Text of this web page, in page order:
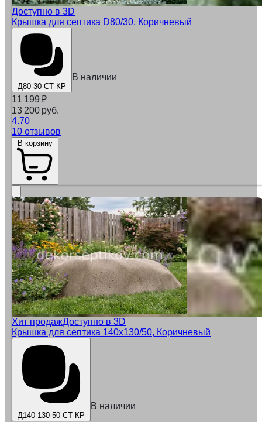
Доступно в 3D
Крышка для септика D80/30, Коричневый
Д80-30-СТ-КР
В наличии
11 199 ₽
13 200 руб.
4.70
10 отзывов
Хит продажДоступно в 3D
Крышка для септика 140x130/50, Коричневый
Д140-130-50-СТ-КР
В наличии